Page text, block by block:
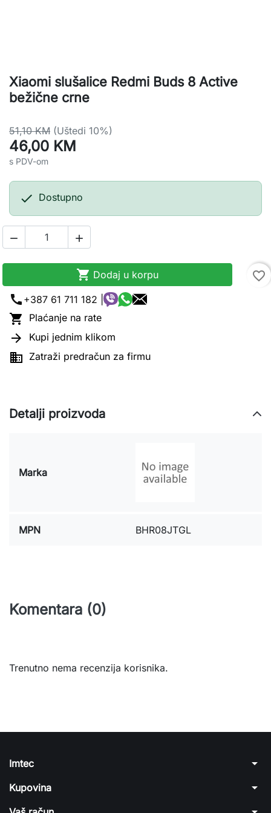
Xiaomi slušalice Redmi Buds 8 Active
bežične crne
51,10 KM (Uštedi 10%)
46,00 KM
s PDV-om
 Dostupno
 
 Dodaj u korpu
favorite_border
call +387 61 711 182 |
 Plaćanje na rate
 Kupi jednim klikom
 Zatraži predračun za firmu
Detalji proizvoda
Marka
MPN BHR08JTGL
Komentara (0)
Trenutno nema recenzija korisnika.
Imtec arrow_drop_down
Kupovina arrow_drop_down